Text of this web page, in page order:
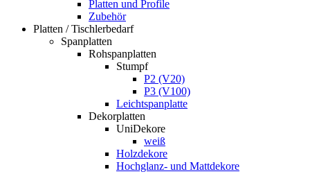
Platten und Profile
Zubehör
Platten / Tischlerbedarf
Spanplatten
Rohspanplatten
Stumpf
P2 (V20)
P3 (V100)
Leichtspanplatte
Dekorplatten
UniDekore
weiß
Holzdekore
Hochglanz- und Mattdekore